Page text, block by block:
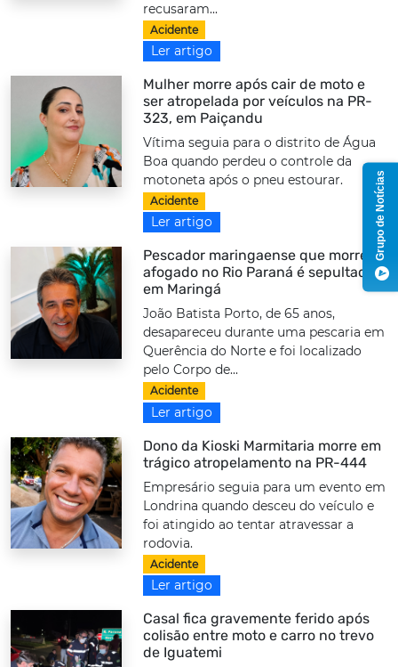
recusaram...
Acidente
Ler artigo
Mulher morre após cair de moto e
ser atropelada por veículos na PR-
323, em Paiçandu
Vítima seguia para o distrito de Água
Boa quando perdeu o controle da
motoneta após o pneu estourar.
Acidente
Ler artigo
Pescador maringaense que morreu
afogado no Rio Paraná é sepultado
em Maringá
João Batista Porto, de 65 anos,
desapareceu durante uma pescaria em
Querência do Norte e foi localizado
pelo Corpo de...
Acidente
Ler artigo
Dono da Kioski Marmitaria morre em
trágico atropelamento na PR-444
Empresário seguia para um evento em
Londrina quando desceu do veículo e
foi atingido ao tentar atravessar a
rodovia.
Acidente
Ler artigo
Casal fica gravemente ferido após
colisão entre moto e carro no trevo
de Iguatemi
Grupo de Notícias